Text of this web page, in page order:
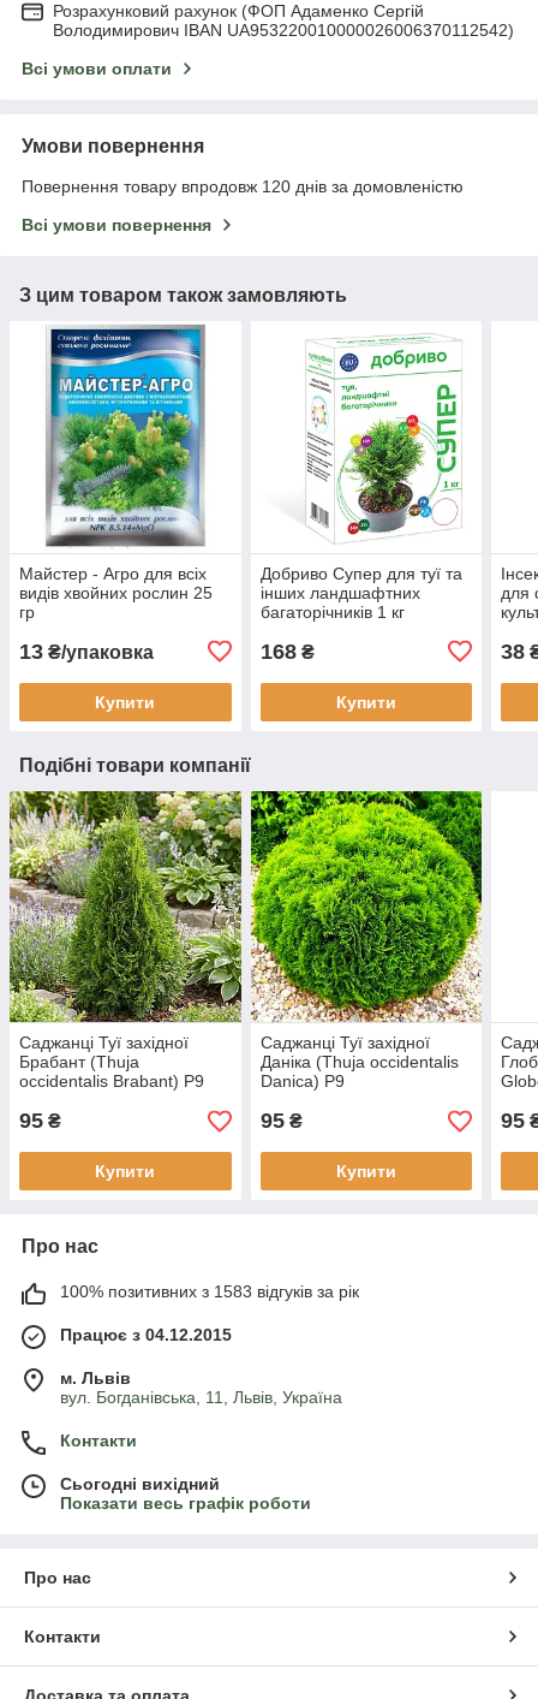
Розрахунковий рахунок (ФОП Адаменко Сергій
Володимирович IBAN UA953220010000026006370112542)
Всі умови оплати
Умови повернення
Повернення товару впродовж 120 днів за домовленістю
Всі умови повернення
З цим товаром також замовляють
Майстер - Агро для всіх
видів хвойних рослин 25
гр
13 ₴/упаковка
Купити
Добриво Супер для туї та
інших ландшафтних
багаторічників 1 кг
168₴
Купити
для
38
Подібні товари компанії
Саджанці Туї західної
Брабант (Thuja
occidentalis Brabant) Р9
95 ₴
Купити
Саджанці Туї західної
Даніка (Thuja occidentalis
Danica) Р9
95₴
Купити
95
Про нас
100% позитивних з 1583 відгуків за рік
Працює з 04.12.2015
м. Львів
вул. Богданівська, 11, Львів, Україна
Контакти
Сьогодні вихідний
Показати весь графік роботи
Про нас
Контакти